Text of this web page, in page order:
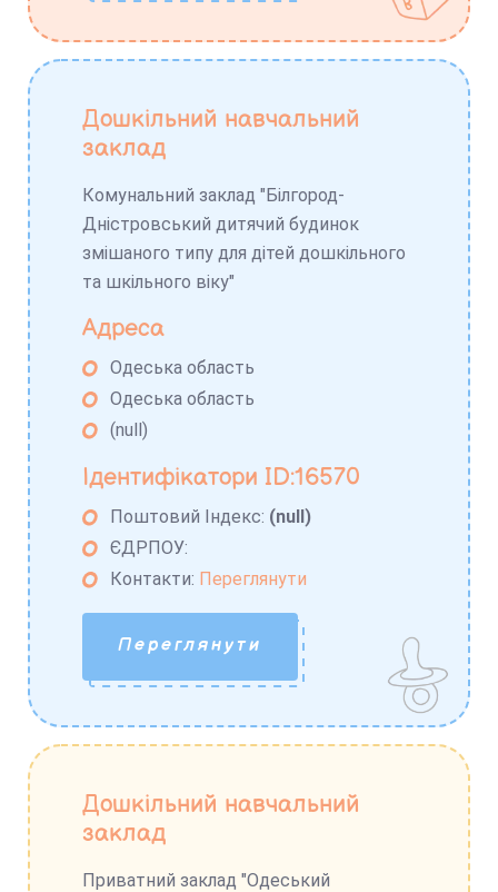
Дошкільний навчальний
заклад
Комунальний заклад "Білгород-
Дністровський дитячий будинок
змішаного типу для дітей дошкільного
та шкільного віку"
Адреса
Одеська область
Одеська область
(null)
Ідентифікатори ID:16570
Поштовий Індекс: (null)
ЄДРПОУ:
Контакти: Переглянути
Переглянути
Дошкільний навчальний
заклад
Приватний заклад "Одеський